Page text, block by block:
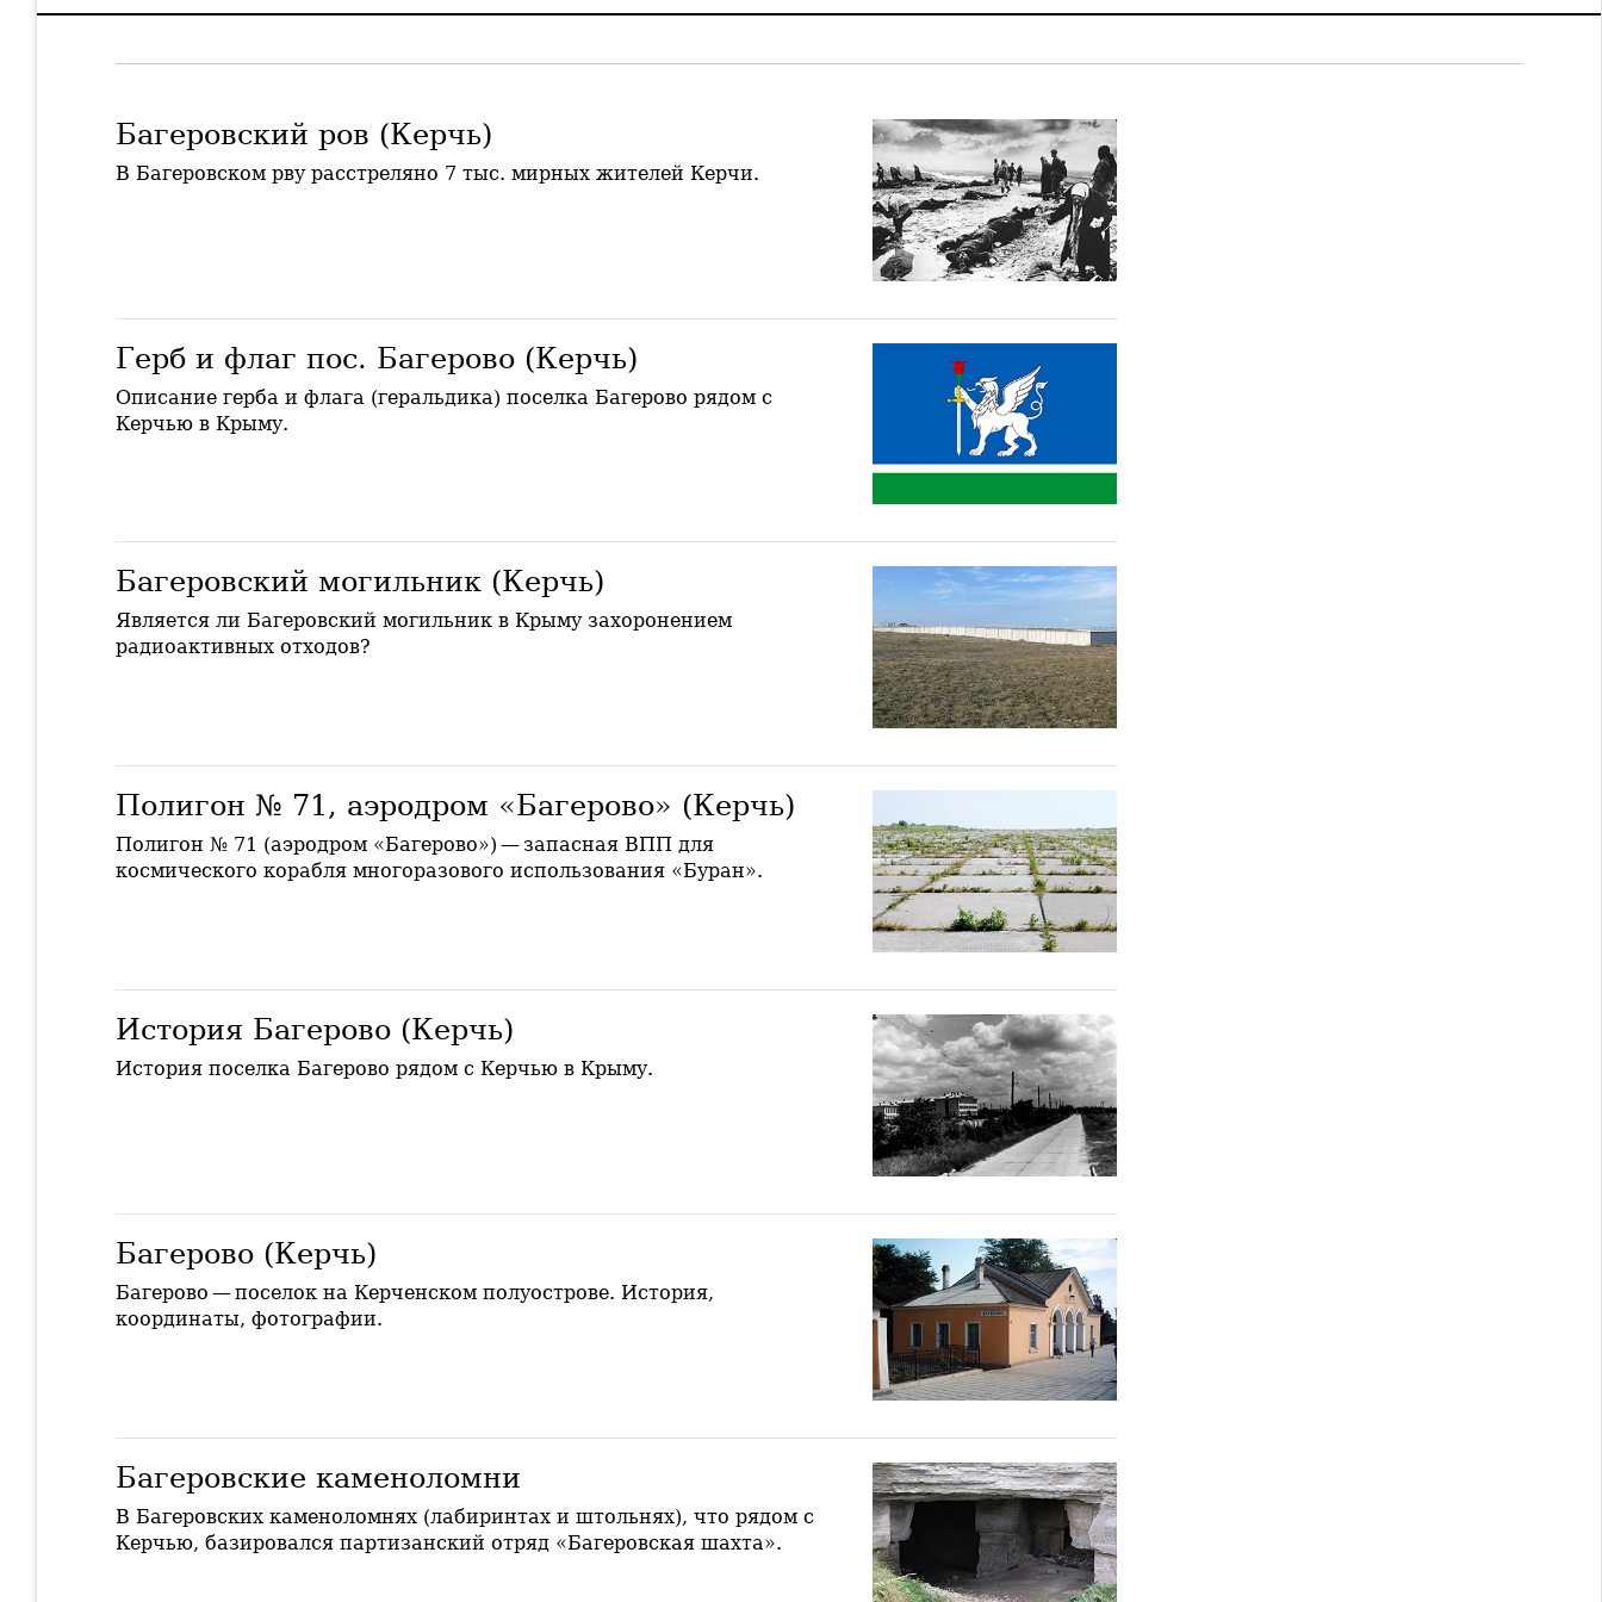
Багеровский ров (Керчь)
В Багеровском рву расстреляно 7 тыс. мирных жителей Керчи.
Герб и флаг пос. Багерово (Керчь)
Описание герба и флага (геральдика) поселка Багерово рядом с
Керчью в Крыму.
Багеровский могильник (Керчь)
Является ли Багеровский могильник в Крыму захоронением
радиоактивных отходов?
Полигон № 71, аэродром «Багерово» (Керчь)
Полигон № 71 (аэродром «Багерово») — запасная ВПП для
космического корабля многоразового использования «Буран».
История Багерово (Керчь)
История поселка Багерово рядом с Керчью в Крыму.
Багерово (Керчь)
Багерово — поселок на Керченском полуострове. История,
координаты, фотографии.
Багеровские каменоломни
В Багеровских каменоломнях (лабиринтах и штольнях), что рядом с
Керчью, базировался партизанский отряд «Багеровская шахта».